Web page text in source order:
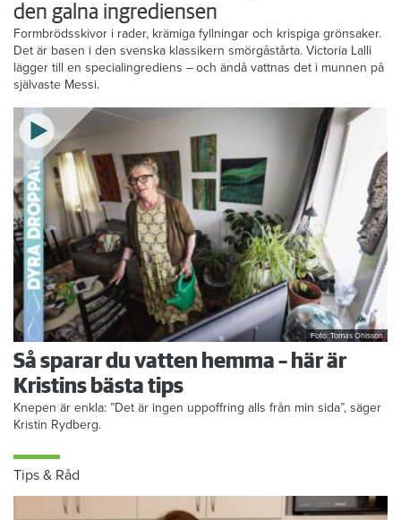
den galna ingrediensen
Formbrödsskivor i rader, krämiga fyllningar och krispiga grönsaker.
Det är basen i den svenska klassikern smörgåstårta. Victoria Lalli
lägger till en specialingrediens – och ändå vattnas det i munnen på
självaste Messi.
Foto: Tomas Ohlsson
Så sparar du vatten hemma – här är
Kristins bästa tips
Knepen är enkla: ”Det är ingen uppoffring alls från min sida”, säger
Kristin Rydberg.
Tips & Råd